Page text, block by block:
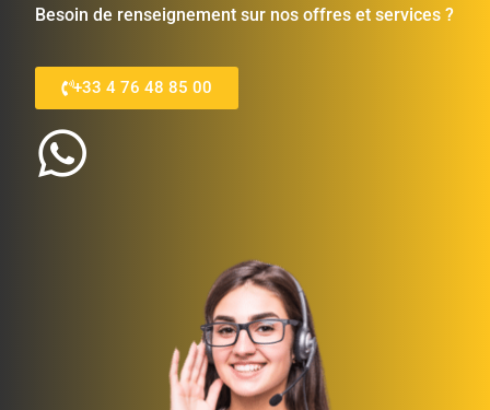
Besoin de renseignement sur nos offres et services ?
+33 4 76 48 85 00